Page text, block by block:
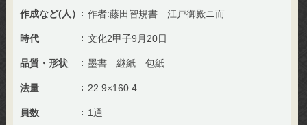
作成など(人） 作者:藤田智規書 江戸御殿ニ而
時代 文化2甲子9月20日
品質・形状 墨書 継紙 包紙
法量 22.9×160.4
員数 1通